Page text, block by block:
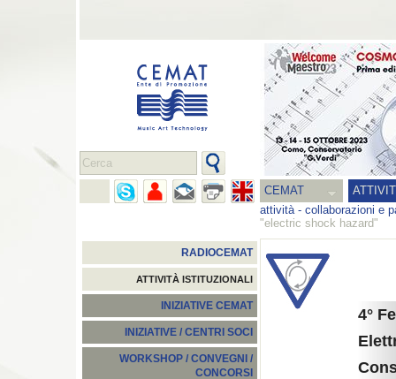
CEMAT
attività- collaborazioni e
"electric shock hazard"
RADIOCEMAT
ATTIVITÀ ISTITUZIONALI
INIZIATIVE CEMAT
INIZIATIVE / CENTRI SOCI
WORKSHOP / CONVEGNI /
CONCORSI
4°